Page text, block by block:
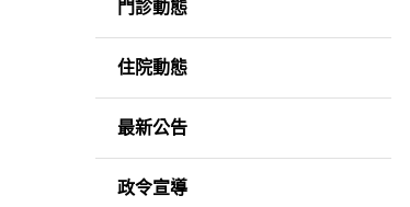
門診動態
住院動態
最新公告
政令宣導